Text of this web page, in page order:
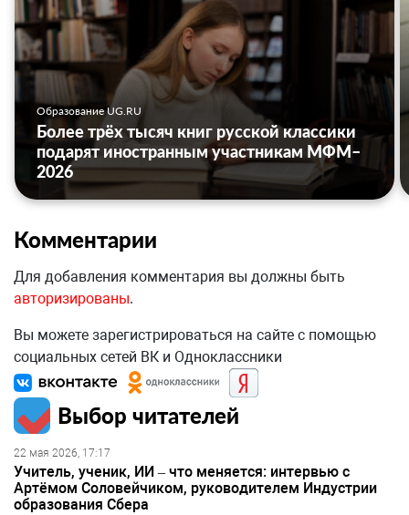
Образование UG.RU
Более трёх тысяч книг русской классики
подарят иностранным участникам МФМ–
2026
Комментарии
Для добавления комментария вы должны быть
авторизированы.
Вы можете зарегистрироваться на сайте с помощью
социальных сетей ВК и Одноклассники
Выбор читателей
22 мая 2026, 17:17
Учитель, ученик, ИИ – что меняется: интервью с
Артёмом Соловейчиком, руководителем Индустрии
образования Сбера